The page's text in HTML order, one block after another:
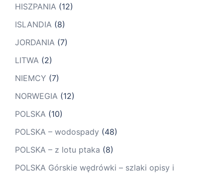
HISZPANIA (12)
ISLANDIA (8)
JORDANIA (7)
LITWA (2)
NIEMCY (7)
NORWEGIA (12)
POLSKA (10)
POLSKA – wodospady (48)
POLSKA – z lotu ptaka (8)
POLSKA Górskie wędrówki – szlaki opisy i